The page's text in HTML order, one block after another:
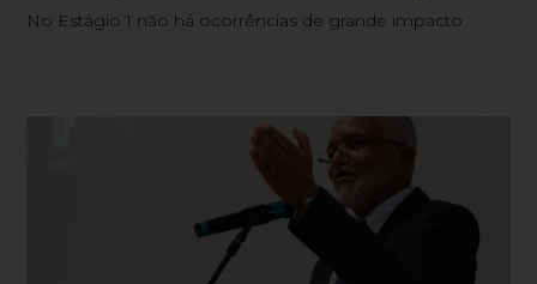
No Estágio 1 não há ocorrências de grande impacto